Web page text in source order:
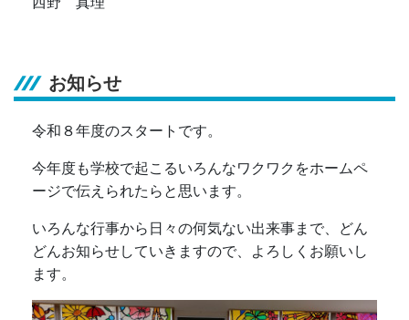
お知らせ
令和８年度のスタートです。
今年度も学校で起こるいろんなワクワクをホームペ
ージで伝えられたらと思います。
いろんな行事から日々の何気ない出来事まで、どん
どんお知らせしていきますので、よろしくお願いし
ます。